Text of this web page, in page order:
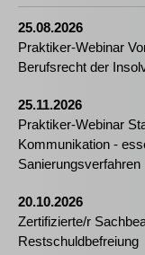
25.08.2026
Praktiker-Webinar
Berufsrecht der
25.11.2026
Praktiker-Webinar
Kommunikation -
Sanierungsverfahren
20.10.2026
Zertifizierte/r
Restschuldbefreiung